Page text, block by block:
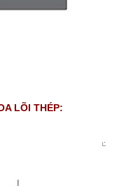
LÕI THÉP: